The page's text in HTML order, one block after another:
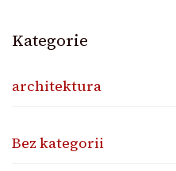
Kategorie
architektura
Bez kategorii